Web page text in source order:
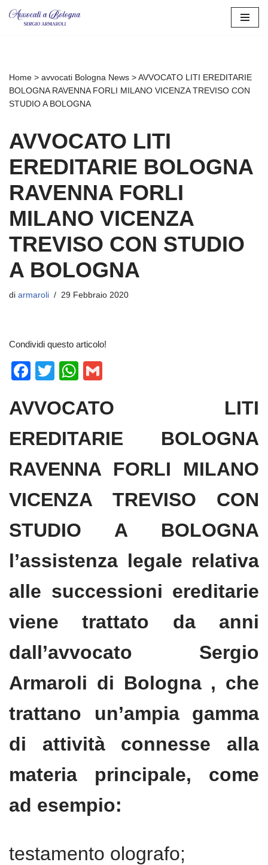
Home > avvocati Bologna News >AVVOCATO LITI EREDITARIE
BOLOGNA RAVENNA FORLI MILANO VICENZA TREVISO CON
STUDIO A BOLOGNA
AVVOCATO LITI
EREDITARIE BOLOGNA
RAVENNA FORLI
MILANO VICENZA
TREVISO CON STUDIO
A BOLOGNA
di armaroli 29 Febbraio 2020
Condividi questo articolo!
F
c
e
b
o
k
T
tt
er
W
at
s
A
p
ail
AVVOCATO LITI
EREDITARIE BOLOGNA
RAVENNA FORLI MILANO
VICENZA TREVISO CON
STUDIO A BOLOGNA
l’assistenza legale relativa
alle successioni ereditarie
viene trattato da anni
dall’avvocato Sergio
Armaroli di Bologna , che
trattano un’ampia gamma
di attività connesse alla
materia principale, come
ad esempio:
testamento olografo;